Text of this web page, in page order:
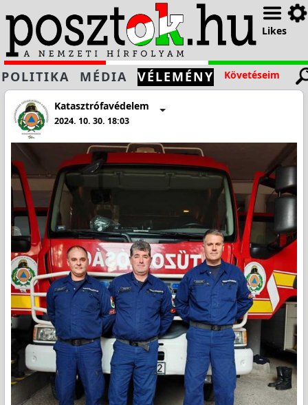
Likes
POLITIKA MÉDIA VÉLEMÉNY Követéseim
Katasztrófavédelem
2024. 10. 30. 18:03